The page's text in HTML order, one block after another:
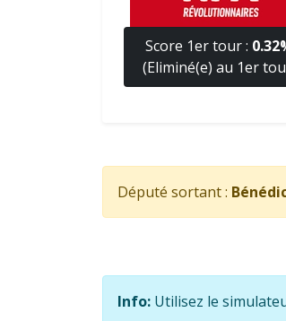
Score 1er tour :
(Eliminé(e) au 1er
Député sortant :
Info: Utilisez le